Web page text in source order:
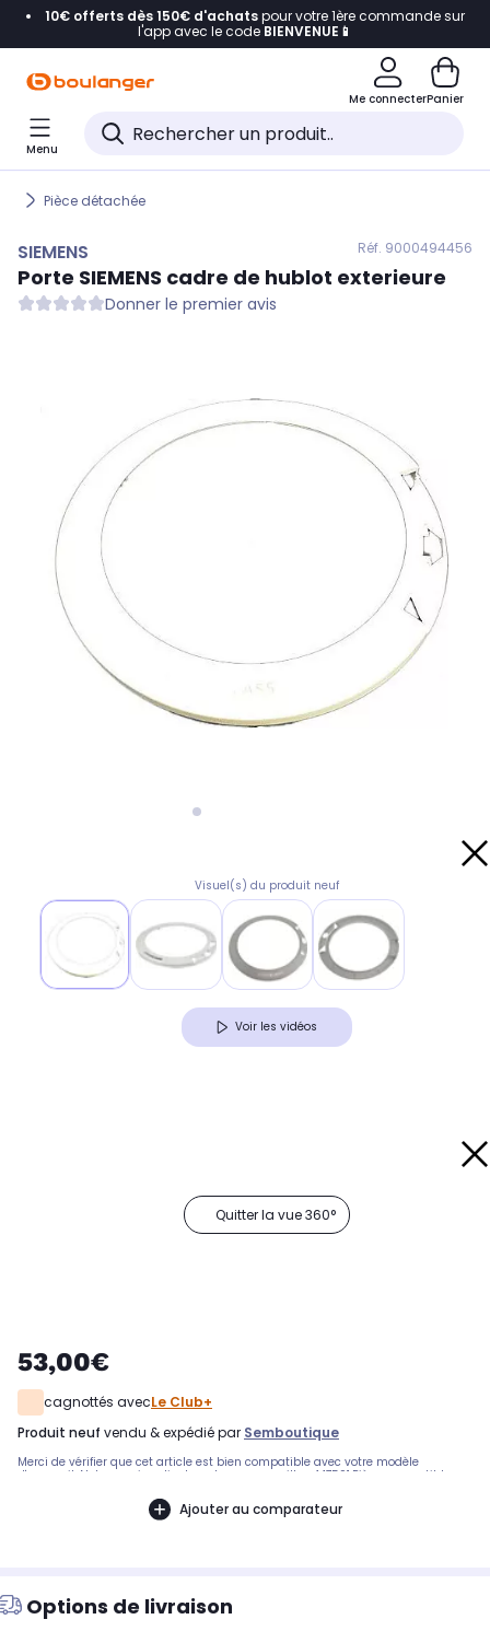
Accéder directement à la navigation
Accéder directement au pied de page
Accéder directement au chatbot
10€ offerts dès 150€ d'achatspour votre 1ère commande sur
l'app avec le code BIENVENUE📱
Me connecterPanier
Menu
Pièce détachée
SIEMENS Réf. 9000494456
Porte SIEMENS cadre de hublot exterieure
Donner le premier avis
Visuel(s) du produit neuf
Voir les vidéos
Quitter la vue 360°
53,00€
cagnottés avecLe Club+
produit neuf vendu & expédié par Semboutique
Merci de vérifier que cet article est bien compatible avec votre modèle
d'appareil. Notre service client peut vous conseiller. 447591.Pièce compatible
WM12E480FF/03, WM12E481FF, WM14E480FF, WM14E480FF/05, WM10E480FF/03,
WM12E39110, WM12E39117, WM12E472FGBOSCH: WAE241A0NL, WAE2818003,
Ajouter au comparateur
Options de livraison